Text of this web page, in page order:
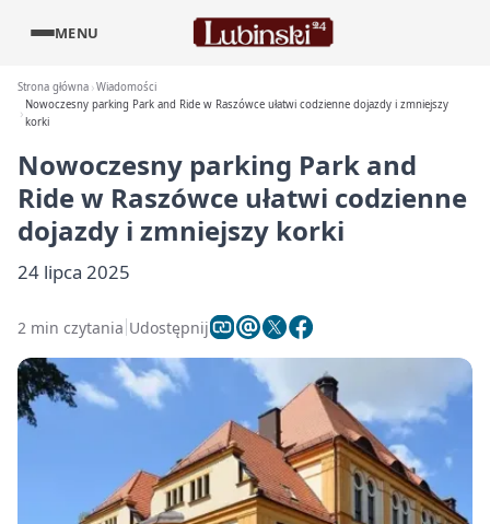
MENU
Strona główna Wiadomości
Nowoczesny parking Park and Ride w Raszówce ułatwi codzienne dojazdy i zmniejszy
korki
Nowoczesny parking Park and
Ride w Raszówce ułatwi codzienne
dojazdy i zmniejszy korki
24 lipca 2025
2 min czytania Udostępnij